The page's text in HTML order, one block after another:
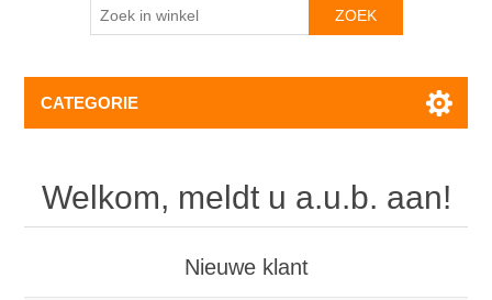
CATEGORIE
Welkom, meldt u a.u.b. aan!
Nieuwe klant